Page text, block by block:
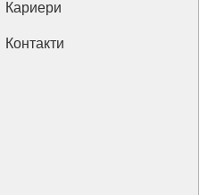
Кариери
Контакти